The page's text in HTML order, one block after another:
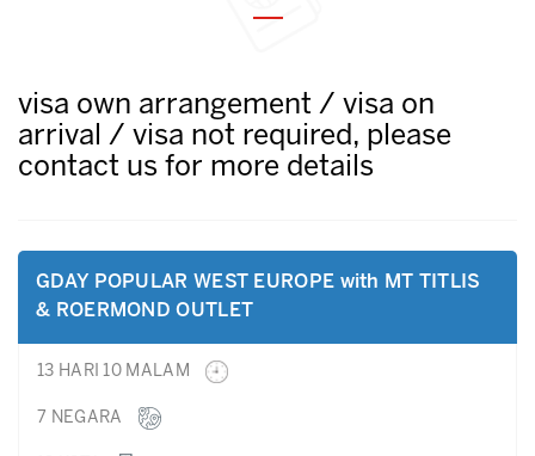
visa own arrangement / visa on
arrival / visa not required, please
contact us for more details
GDAY POPULAR WEST EUROPE with MT TITLIS
& ROERMOND OUTLET
13 HARI 10 MALAM
7 NEGARA